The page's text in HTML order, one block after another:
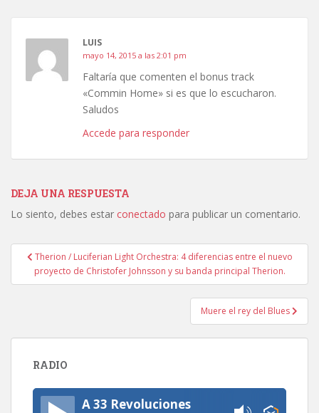
LUIS
mayo 14, 2015 a las 2:01 pm
Faltaría que comenten el bonus track
«Commin Home» si es que lo escucharon.
Saludos
Accede para responder
DEJA UNA RESPUESTA
Lo siento, debes estar conectado para publicar un comentario.
Navegación
entradas
Therion / Luciferian Light Orchestra: 4 diferencias entre el nuevo
proyecto de Christofer Johnsson y su banda principal Therion.
Muere el rey del Blues
RADIO
A 33 Revoluciones